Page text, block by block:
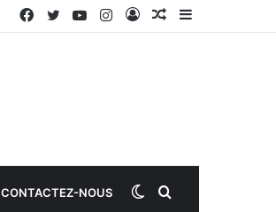
Sidebar
Article
Connexion
Instagram
YouTube
Twitter
Facebook
CONTACTEZ-NOUS Rechercher
Switch